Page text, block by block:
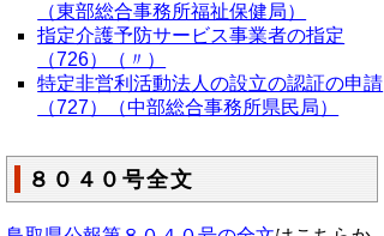
（東部総合事務所福祉保健局）
指定介護予防サービス事業者の指定
（726）（〃）
特定非営利活動法人の設立の認証の申請
（727）（中部総合事務所県民局）
８０４０号全文